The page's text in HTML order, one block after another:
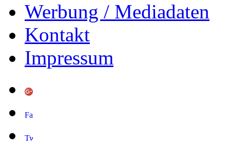
Werbung / Mediadaten
Kontakt
Impressum